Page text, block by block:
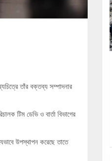
তাঁর বক্তব্য সম্পাদনার
টিম ডেভি ও বার্তা বিভাগের
উপস্থাপন করেছে তাতে